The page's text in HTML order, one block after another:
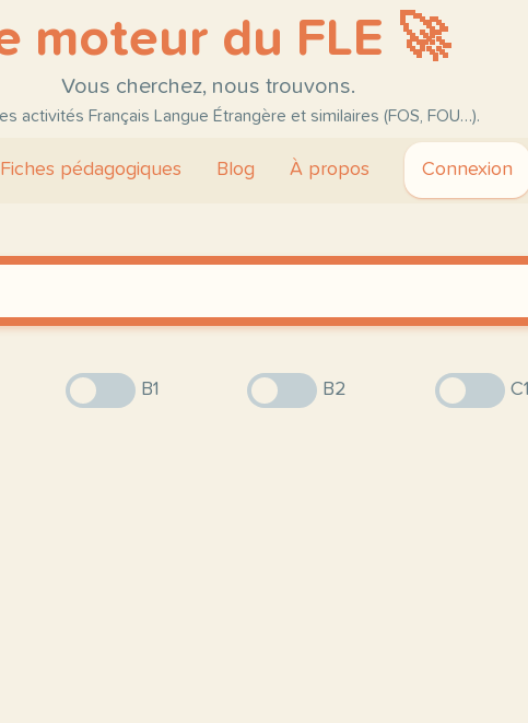
moteur du FLE 🚀
Vous cherchez, nous trouvons.
activités Français Langue Étrangère et similaires (FOS, FOU…).
Fiches pédagogiques Blog À propos Connexion
B1 B2 C1